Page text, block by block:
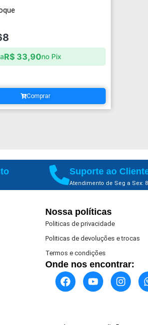
R$33,90no Pix
Comprar
Suporte ao
Atendimento de Seg a Sex:
Nossa políticas
Politicas de privacidade
Politicas de devoluções e trocas
Termos e condições
Onde nos encontrar: